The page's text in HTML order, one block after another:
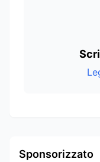
Sponsorizzato